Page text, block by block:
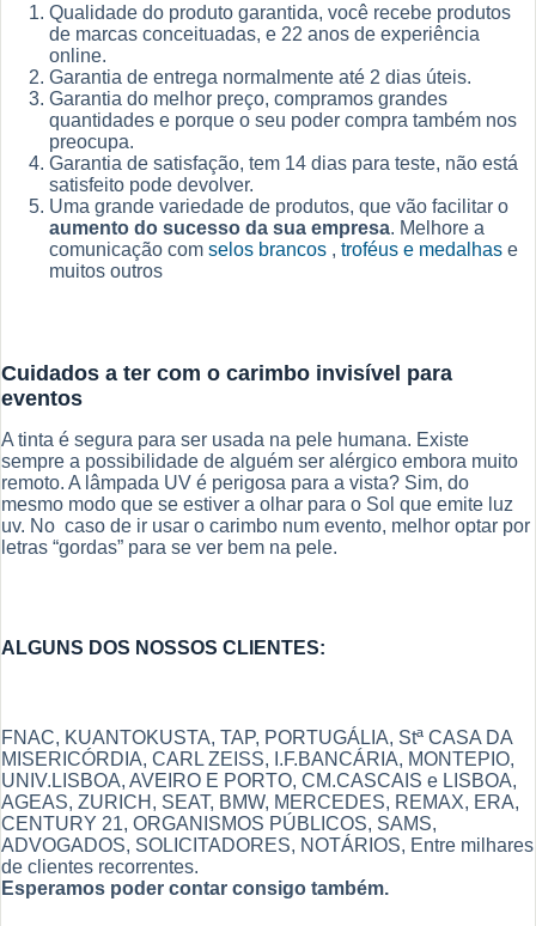
Qualidade do produto garantida, você recebe produtos
de marcas conceituadas, e 22 anos de experiência
online.
Garantia de entrega normalmente até 2 dias úteis.
Garantia do melhor preço, compramos grandes
quantidades e porque o seu poder compra também nos
preocupa.
Garantia de satisfação, tem 14 dias para teste, não está
satisfeito pode devolver.
Uma grande variedade de produtos, que vão facilitar o
aumento do sucesso da sua empresa. Melhore a
comunicação com selos brancos , troféus e medalhas e
muitos outros
Cuidados a ter com o carimbo invisível para
eventos
A tinta é segura para ser usada na pele humana. Existe
sempre a possibilidade de alguém ser alérgico embora muito
remoto. A lâmpada UV é perigosa para a vista? Sim, do
mesmo modo que se estiver a olhar para o Sol que emite luz
uv. No caso de ir usar o carimbo num evento, melhor optar por
letras “gordas” para se ver bem na pele.
ALGUNS DOS NOSSOS CLIENTES:
FNAC, KUANTOKUSTA, TAP, PORTUGÁLIA, Stª CASA DA
MISERICÓRDIA, CARL ZEISS, I.F.BANCÁRIA, MONTEPIO,
UNIV.LISBOA, AVEIRO E PORTO, CM.CASCAIS e LISBOA,
AGEAS, ZURICH, SEAT, BMW, MERCEDES, REMAX, ERA,
CENTURY 21, ORGANISMOS PÚBLICOS, SAMS,
ADVOGADOS, SOLICITADORES, NOTÁRIOS, Entre milhares
de clientes recorrentes.
Esperamos poder contar consigo também.